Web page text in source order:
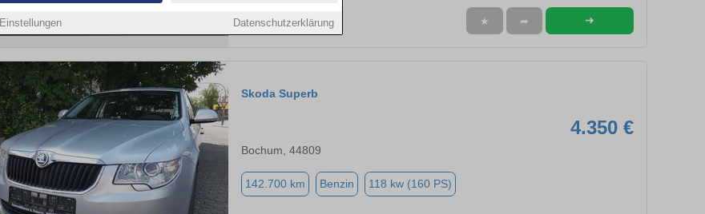
Einstellungen Datenschutzerklärung ★ ➦ ➜
Skoda Superb
4.350 €
Bochum, 44809
142.700 km Benzin 118 kw (160 PS)